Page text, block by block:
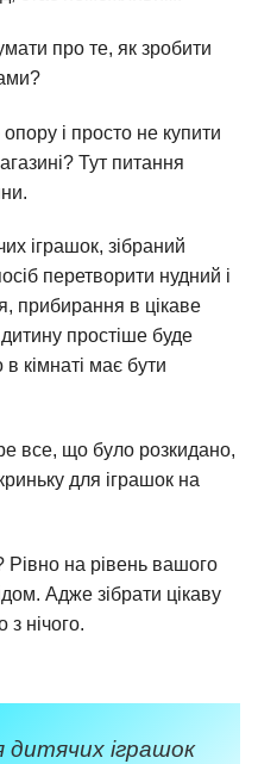
про те, як зробити
і просто не купити
Тут питання
іграшок, зібраний
перетворити нудний і
прибирання в цікаве
простіше буде
кімнаті має бути
все, що було розкидано,
для іграшок на
Рівно на рівень вашого
Адже зібрати цікаву
нічого.
іграшок